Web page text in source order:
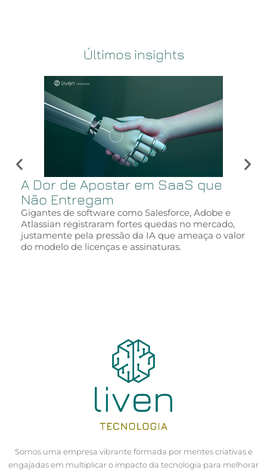
Últimos insights
A Dor de Apostar em SaaS que
Não Entregam
Gigantes de software como Salesforce, Adobe e
Atlassian registraram fortes quedas no mercado,
justamente pela pressão da IA que ameaça o valor
do modelo de licenças e assinaturas.
Somos uma empresa vibrante formada por mentes criativas e
engajadas em multiplicar o impacto da tecnologia para melhorar